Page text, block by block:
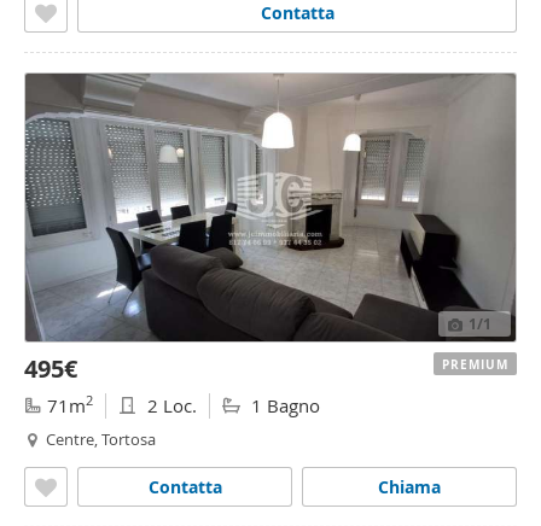
Contatta
1/1
495€
71m2 2 Loc. 1 Bagno
Centre, Tortosa
Chiama
Contatta
PREMIUM